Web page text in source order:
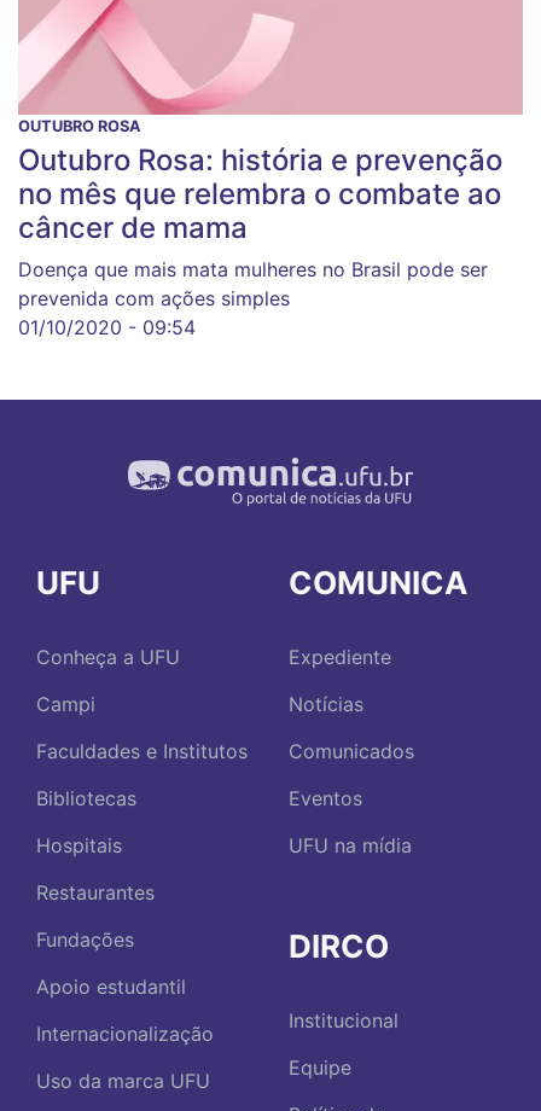
OUTUBRO ROSA
Outubro Rosa: história e prevenção
no mês que relembra o combate ao
câncer de mama
Doença que mais mata mulheres no Brasil pode ser
prevenida com ações simples
01/10/2020 - 09:54
UFU
Conheça a UFU
Campi
Faculdades e Institutos
Bibliotecas
Hospitais
Restaurantes
Fundações
Apoio estudantil
Internacionalização
Uso da marca UFU
COMUNICA
Expediente
Notícias
Comunicados
Eventos
UFU na mídia
DIRCO
Institucional
Equipe